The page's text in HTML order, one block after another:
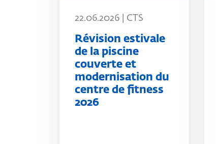
22.06.2026 | CTS
Révision estivale
de la piscine
couverte et
modernisation du
centre de fitness
2026